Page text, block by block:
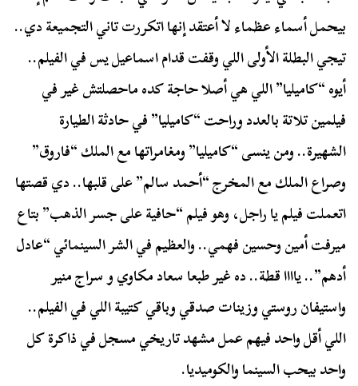
بيحمل أسماء عظماء لا أعتقد إنها اتكررت تاني التجميعة دي..
تيجي البطلة الأولى اللي وقفت قدام اسماعيل يس في الفيلم..
أيوه “كاميليا” اللي هي أصلا حاجة كده ماحصلتش غير في
فيلمين تلاتة بالعدد وراحت “كاميليا” في حادثة الطيارة
الشهيرة.. ومن ينسى “كاميليا” ومغامراتها مع الملك “فاروق”
وصراع الملك مع المخرج “أحمد سالم” على قلبها.. دي قصتها
اتعملت فيلم يا راجل، وهو فيلم “حافية على جسر الذهب” بتاع
ميرفت أمين وحسين فهمي.. والعظيم في الشر السينمائي “عادل
أدهم”.. ياااا قطة.. ده غير طبعا سعاد مكاوي و سراج منير
واستيفان روستي وزينات صدقي وباقي كتيبة اللي في الفيلم..
اللي أقل واحد فيهم عمل مشهد تاريخي مسجل في ذاكرة كل
واحد بيحب السينما والكوميديا.